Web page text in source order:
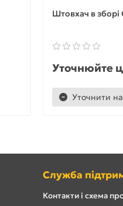
Штовхач в зборі
Уточнюйте
Уточнити
Служба
Контакти і схема